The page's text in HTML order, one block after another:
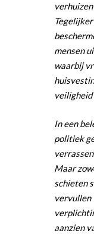
mensen
waarbij
veiligheid
In een
politiek
Maar
schieten
vervullen
aanzien